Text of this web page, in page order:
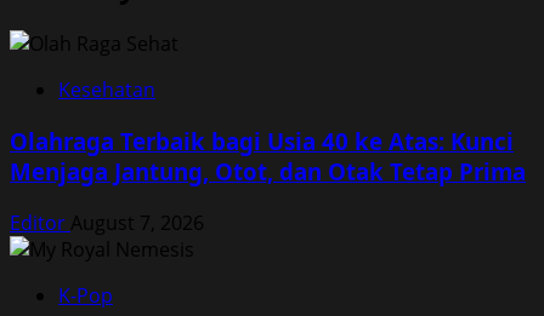
Kesehatan
Olahraga Terbaik bagi Usia 40 ke Atas: Kunci
Menjaga Jantung, Otot, dan Otak Tetap Prima
Editor August 7, 2026
K-Pop